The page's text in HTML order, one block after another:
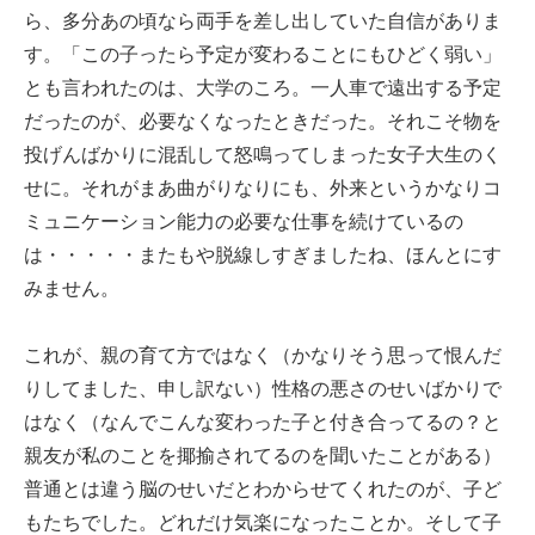
ら、多分あの頃なら両手を差し出していた自信がありま
す。「この子ったら予定が変わることにもひどく弱い」
とも言われたのは、大学のころ。一人車で遠出する予定
だったのが、必要なくなったときだった。それこそ物を
投げんばかりに混乱して怒鳴ってしまった女子大生のく
せに。それがまあ曲がりなりにも、外来というかなりコ
ミュニケーション能力の必要な仕事を続けているの
は・・・・・またもや脱線しすぎましたね、ほんとにす
みません。
これが、親の育て方ではなく（かなりそう思って恨んだ
りしてました、申し訳ない）性格の悪さのせいばかりで
はなく（なんでこんな変わった子と付き合ってるの？と
親友が私のことを揶揄されてるのを聞いたことがある）
普通とは違う脳のせいだとわからせてくれたのが、子ど
もたちでした。どれだけ気楽になったことか。そして子